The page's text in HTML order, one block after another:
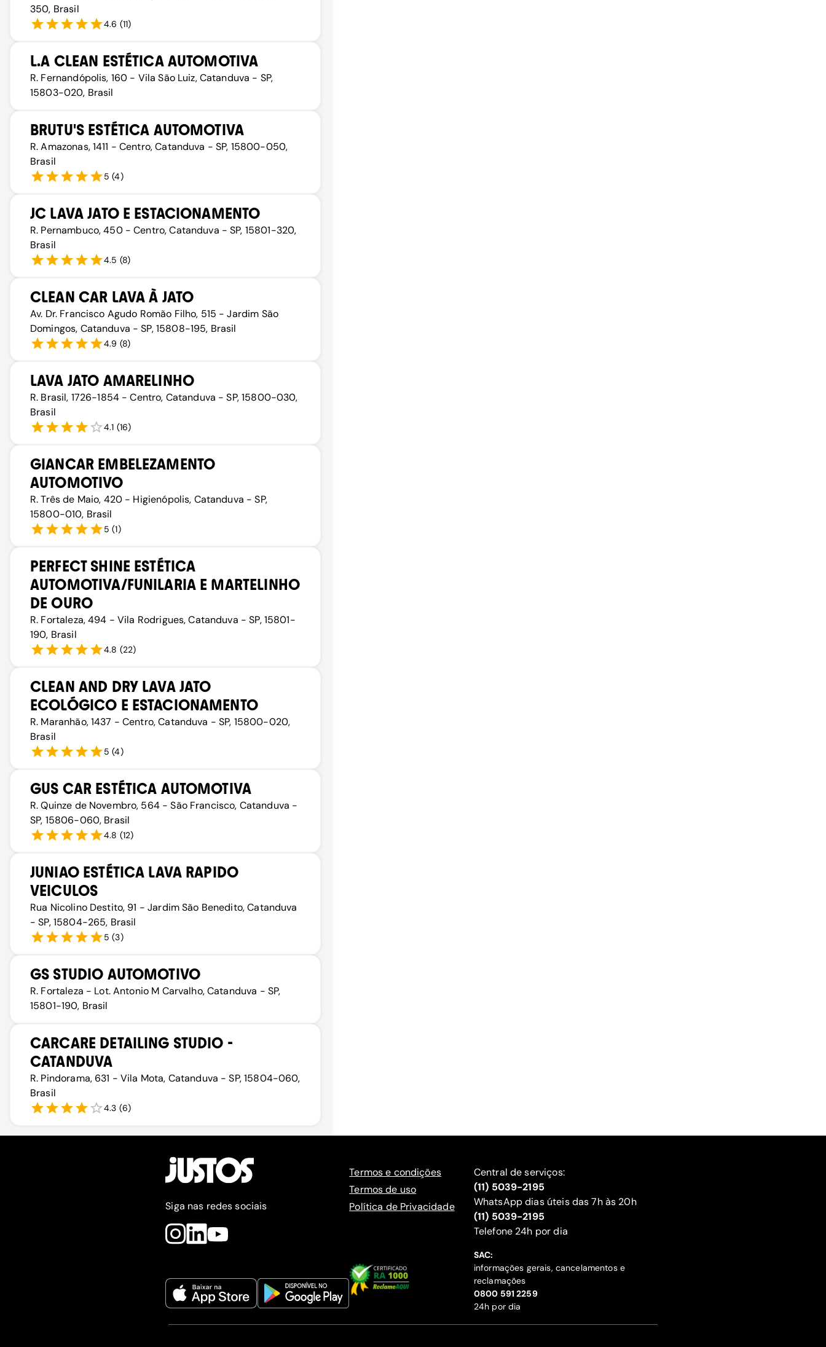
350, Brasil
4.6 (11)
L.A CLEAN ESTÉTICA AUTOMOTIVA
R. Fernandópolis, 160 - Vila São Luiz, Catanduva - SP,
15803-020, Brasil
BRUTU'S ESTÉTICA AUTOMOTIVA
R. Amazonas, 1411 - Centro, Catanduva - SP, 15800-050,
Brasil
5 (4)
JC LAVA JATO E ESTACIONAMENTO
R. Pernambuco, 450 - Centro, Catanduva - SP, 15801-320,
Brasil
4.5 (8)
CLEAN CAR LAVA À JATO
Av. Dr. Francisco Agudo Romão Filho, 515 - Jardim São
Domingos, Catanduva - SP, 15808-195, Brasil
4.9 (8)
LAVA JATO AMARELINHO
R. Brasil, 1726-1854 - Centro, Catanduva - SP, 15800-030,
Brasil
4.1 (16)
GIANCAR EMBELEZAMENTO
AUTOMOTIVO
R. Três de Maio, 420 - Higienópolis, Catanduva - SP,
15800-010, Brasil
5 (1)
PERFECT SHINE ESTÉTICA
AUTOMOTIVA/FUNILARIA E MARTELINHO
DE OURO
R. Fortaleza, 494 - Vila Rodrigues, Catanduva - SP, 15801-
190, Brasil
4.8 (22)
CLEAN AND DRY LAVA JATO
ECOLÓGICO E ESTACIONAMENTO
R. Maranhão, 1437 - Centro, Catanduva - SP, 15800-020,
Brasil
5 (4)
GUS CAR ESTÉTICA AUTOMOTIVA
R. Quinze de Novembro, 564 - São Francisco, Catanduva -
SP, 15806-060, Brasil
4.8 (12)
JUNIAO ESTÉTICA LAVA RAPIDO
VEICULOS
Rua Nicolino Destito, 91 - Jardim São Benedito, Catanduva
- SP, 15804-265, Brasil
5 (3)
GS STUDIO AUTOMOTIVO
R. Fortaleza - Lot. Antonio M Carvalho, Catanduva - SP,
15801-190, Brasil
CARCARE DETAILING STUDIO -
CATANDUVA
R. Pindorama, 631 - Vila Mota, Catanduva - SP, 15804-060,
Brasil
4.3 (6)
Siga nas redes sociais
Termos e condições
Termos de uso
Política de Privacidade
Central de serviços:
(11) 5039-2195
WhatsApp dias úteis das 7h às 20h
(11) 5039-2195
‍Telefone 24h por dia
SAC:
informações gerais, cancelamentos e
reclamações
‍0800 591 2259
24h por dia